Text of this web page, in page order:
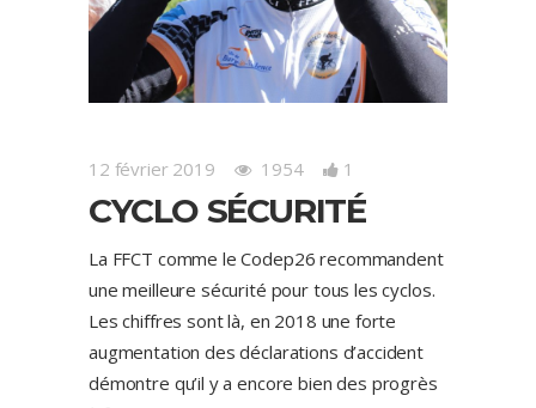
12 février 2019 1954 1
CYCLO SÉCURITÉ
La FFCT comme le Codep26 recommandent
une meilleure sécurité pour tous les cyclos.
Les chiffres sont là, en 2018 une forte
augmentation des déclarations d’accident
démontre qu’il y a encore bien des progrès